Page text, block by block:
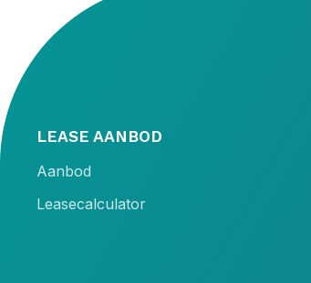
LEASE AANBOD
Aanbod
Leasecalculator